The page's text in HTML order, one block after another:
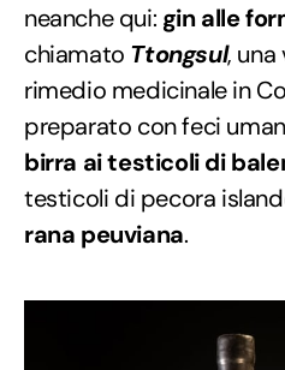
neanche qui: gin alle
chiamato Ttongsul,
rimedio medicinale in
preparato con feci
birra ai testicoli di
testicoli di pecora
rana peuviana.